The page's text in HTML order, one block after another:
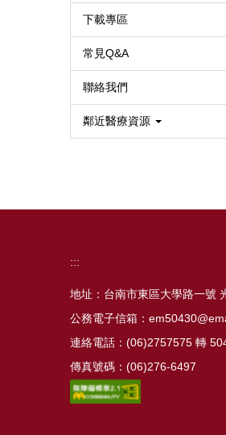
下載專區
常見Q&A
聯絡我們
鄰近醫療資源
:::
地址：台南市東區大學路一號
公務電子信箱：
連絡電話：(06)2757575 轉
傳真號碼：(06)276-6497